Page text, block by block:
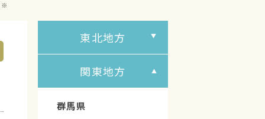
※
東北地方
関東地方
群馬県